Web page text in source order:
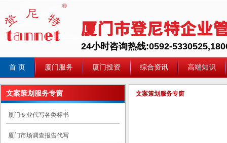
24小时咨询热线:0592-
首 页 厦门服务 厦门投资 综合资讯 高端知识
文案策划服务专窗
厦门专业代写各类标书
厦门市场调查报告代写
文案策划服务专窗